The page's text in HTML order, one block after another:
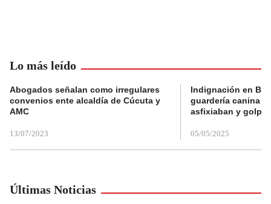
Lo más leído
Abogados señalan como irregulares
convenios ente alcaldía de Cúcuta y
AMC
13/07/2023
Indignación en
guardería canina
asfixiaban y
05/05/2025
Últimas Noticias